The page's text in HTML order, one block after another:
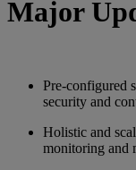
Major
Pre-configured
security and
Holistic and
monitoring and